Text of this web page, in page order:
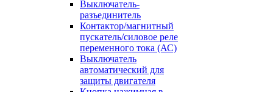
Выключатель-
разъединитель
Контактор/магнитный
пускатель/силовое реле
переменного тока (АС)
Выключатель
автоматический для
защиты двигателя